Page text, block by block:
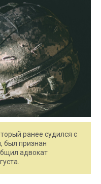
ранее судился с
был признан
адвокат